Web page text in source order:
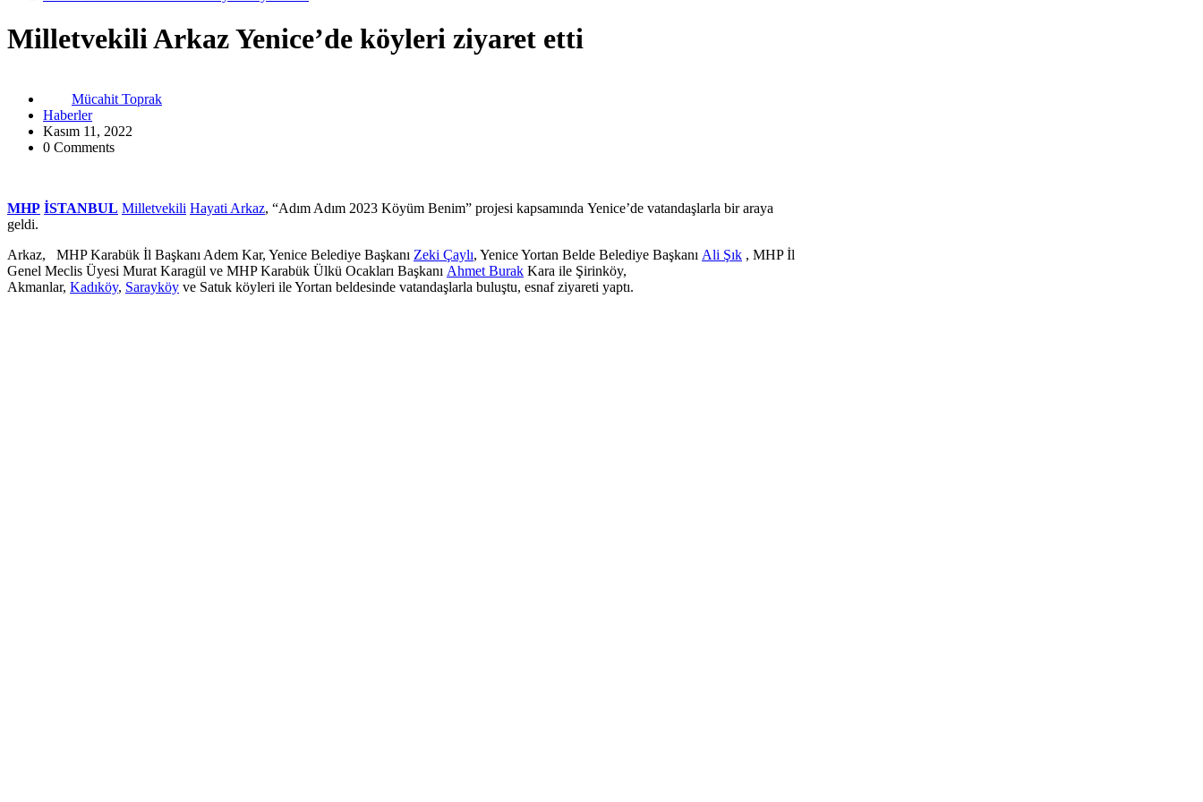
Milletvekili Arkaz Yenice’de köyleri ziyaret etti
Mücahit Toprak
Haberler
Kasım 11, 2022
0 Comments
MHP İSTANBUL Milletvekili Hayati Arkaz, “Adım Adım 2023 Köyüm Benim” projesi kapsamında Yenice’de vatandaşlarla bir araya
geldi.
Arkaz, MHP Karabük İl Başkanı Adem Kar, Yenice Belediye Başkanı Zeki Çaylı, Yenice Yortan Belde Belediye Başkanı Ali Şık , MHP İl
Genel Meclis Üyesi Murat Karagül ve MHP Karabük Ülkü Ocakları Başkanı Ahmet Burak Kara ile Şirinköy,
Akmanlar, Kadıköy, Sarayköy ve Satuk köyleri ile Yortan beldesinde vatandaşlarla buluştu, esnaf ziyareti yaptı.